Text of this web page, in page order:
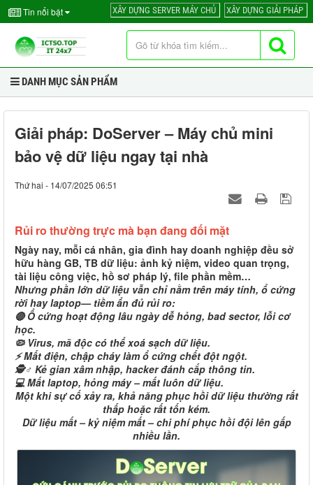
Tin nổi bật XÂY DỰNG SERVER MÁY CHỦ XÂY DỰNG GIẢI PHÁP
DANH MỤC SẢN PHẨM
Giải pháp: DoServer – Máy chủ mini
bảo vệ dữ liệu ngay tại nhà
Thứ hai - 14/07/2025 06:51
Rủi ro thường trực mà bạn đang đối mặt
Ngày nay, mỗi cá nhân, gia đình hay doanh nghiệp đều sở
hữu hàng GB, TB dữ liệu: ảnh kỷ niệm, video quan trọng,
tài liệu công việc, hồ sơ pháp lý, file phần mềm…
Nhưng phần lớn dữ liệu vẫn chỉ nằm trên máy tính, ổ cứng
rời hay laptop— tiềm ẩn đủ rủi ro:
🔴 Ổ cứng hoạt động lâu ngày dễ hỏng, bad sector, lỗi cơ
học.
🦠 Virus, mã độc có thể xoá sạch dữ liệu.
⚡ Mất điện, chập cháy làm ổ cứng chết đột ngột.
🕵️♂️ Kẻ gian xâm nhập, hacker đánh cắp thông tin.
💻 Mất laptop, hỏng máy – mất luôn dữ liệu.
Một khi sự cố xảy ra, khả năng phục hồi dữ liệu thường rất
thấp hoặc rất tốn kém.
Dữ liệu mất – kỷ niệm mất – chi phí phục hồi đội lên gấp
nhiều lần.